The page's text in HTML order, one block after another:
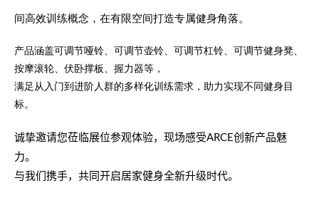
间高效训练概念，在有限空间打造专属健身角落。
产品涵盖可调节哑铃、可调节壶铃、可调节杠铃、可调节健身凳、
按摩滚轮、伏卧撑板、握力器等，
满足从入门到进阶人群的多样化训练需求，助力实现不同健身目
标。
诚挚邀请您莅临展位参观体验，现场感受ARCE创新产品魅
力。
与我们携手，共同开启居家健身全新升级时代。